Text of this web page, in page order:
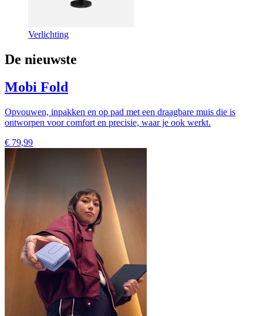
Verlichting
De nieuwste
Mobi Fold
Opvouwen, inpakken en op pad met een draagbare muis die is
ontworpen voor comfort en precisie, waar je ook werkt.
€ 79,99